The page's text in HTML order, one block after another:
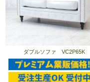
ダブルソファ VC2P65K